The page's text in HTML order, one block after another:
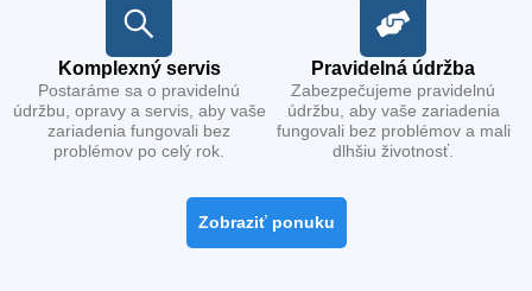
Komplexný servis
Postaráme sa o pravidelnú
údržbu, opravy a servis, aby vaše
zariadenia fungovali bez
problémov po celý rok.
Pravidelná údržba
Zabezpečujeme pravidelnú
údržbu, aby vaše zariadenia
fungovali bez problémov a mali
dlhšiu životnosť.
Zobraziť ponuku